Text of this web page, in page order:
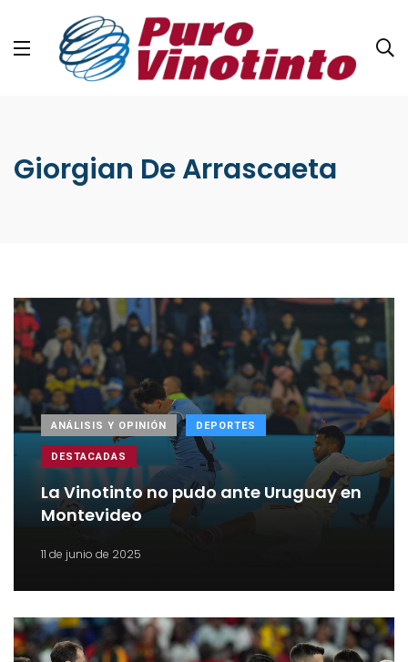
Giorgian De Arrascaeta
ANÁLISIS Y OPINIÓN DEPORTES
DESTACADAS
La Vinotinto no pudo ante Uruguay en
Montevideo
11 de junio de 2025